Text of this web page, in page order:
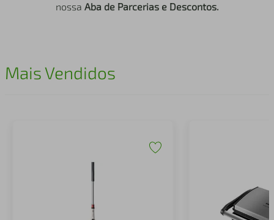
nossa Aba de Parcerias e Descontos.
Mais Vendidos